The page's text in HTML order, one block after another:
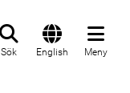
Sök English Meny